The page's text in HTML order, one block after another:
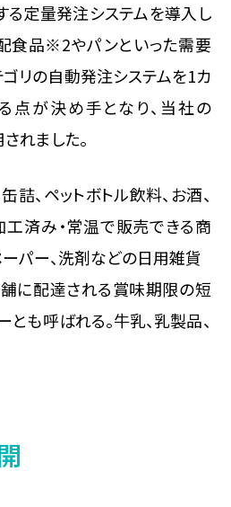
定量発注システムを導入し
食品※2やパンといった需要
リの自動発注システムを1カ
点が決め手となり、当社の
れました。
詰、ペットボトル飲料、お酒、
済み・常温で販売できる商
ーパー、洗剤などの日用雑貨
に配達される賞味期限の短
とも呼ばれる。牛乳、乳製品、